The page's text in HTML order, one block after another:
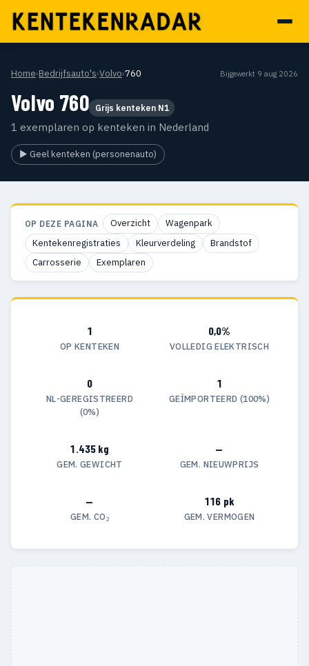
Home›Bedrijfsauto's›Volvo›760 Bijgewerkt 9 aug 2026
Volvo 760 Grijs kenteken N1
1 exemplaren op kenteken in Nederland
▶ Geel kenteken (personenauto)
OP DEZE PAGINA Overzicht
Wagenpark
Kentekenregistraties
Kleurverdeling
Brandstof
Carrosserie
Exemplaren
1
OP KENTEKEN
0,0%
VOLLEDIG ELEKTRISCH
0
NL-GEREGISTREERD
(0%)
1
GEÏMPORTEERD (100%)
1.435 kg
GEM. GEWICHT
—
GEM. NIEUWPRIJS
—
GEM. CO₂
116 pk
GEM. VERMOGEN